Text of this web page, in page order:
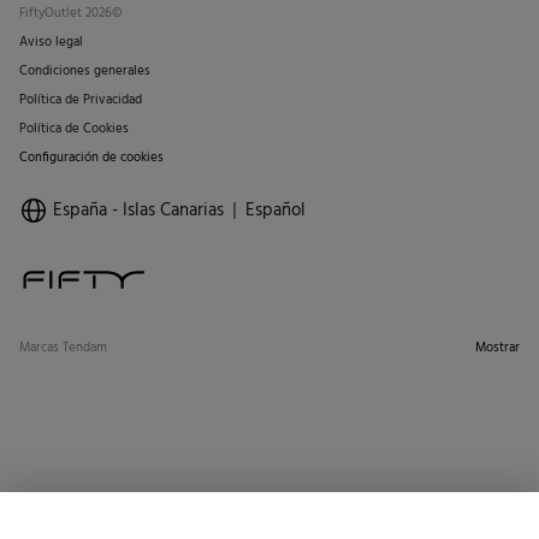
FiftyOutlet 2026©
Aviso legal
Condiciones generales
Política de Privacidad
Política de Cookies
Configuración de cookies
España - Islas Canarias Español
Marcas Tendam Mostrar